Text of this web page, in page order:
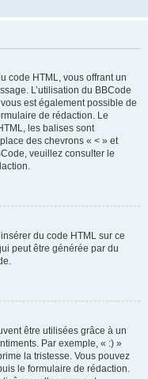
code HTML, vous offrant un
L’utilisation du BBCode
est également possible de
de rédaction. Le
les balises sont
des chevrons « < » et
veuillez consulter le
du code HTML sur ce
peut être générée par du
être utilisées grâce à un
Par exemple, « :) »
la tristesse. Vous pouvez
le formulaire de rédaction.